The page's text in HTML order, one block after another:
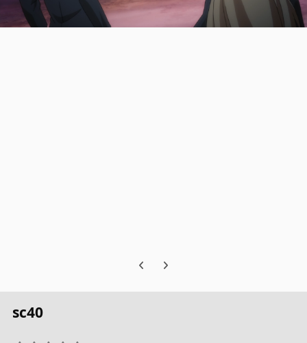
Previous carousel slide
Next carousel slide
sc40